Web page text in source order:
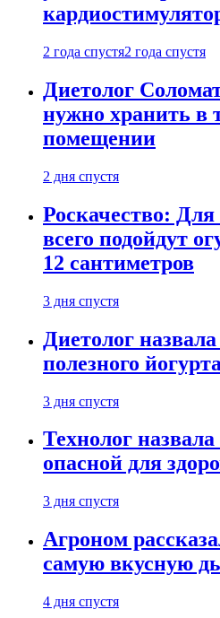
2 года спустя2 года спустя
Диетолог
нужно хранить в
помещении
2 дня спустя
Роскачество:
всего подойдут
12 сантиметров
3 дня спустя
Диетолог
полезного
3 дня спустя
Технолог
опасной для
3 дня спустя
Агроном
самую вкусную
4 дня спустя